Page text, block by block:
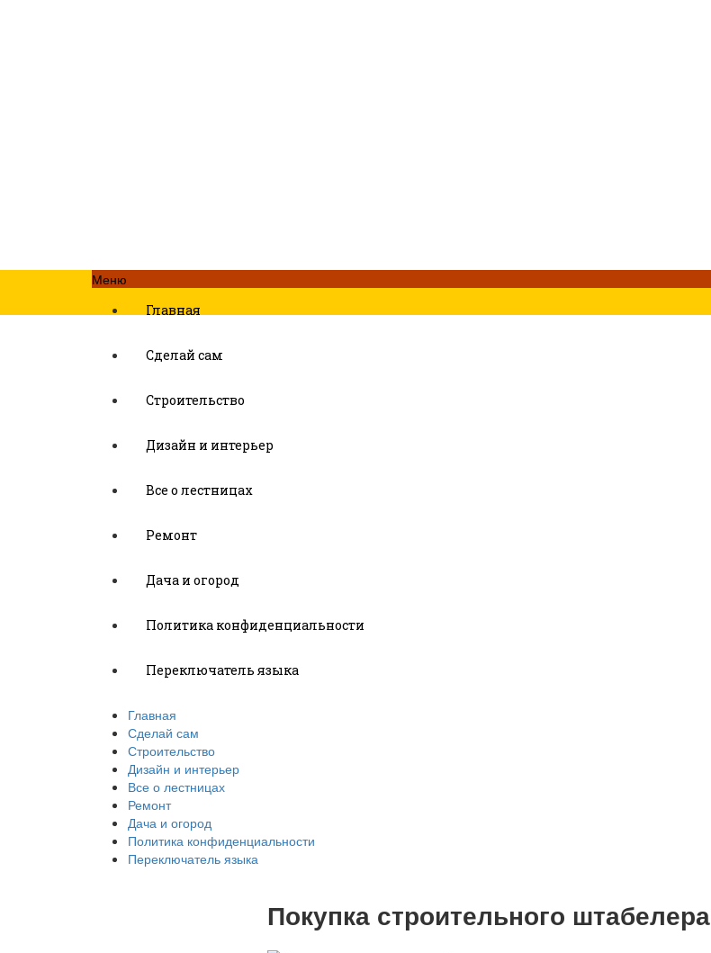
Меню
Главная
Сделай сам
Строительство
Дизайн и интерьер
Все о лестницах
Ремонт
Дача и огород
Политика конфиденциальности
Переключатель языка
Главная
Сделай сам
Строительство
Дизайн и интерьер
Все о лестницах
Ремонт
Дача и огород
Политика конфиденциальности
Переключатель языка
Покупка строительного штабелера